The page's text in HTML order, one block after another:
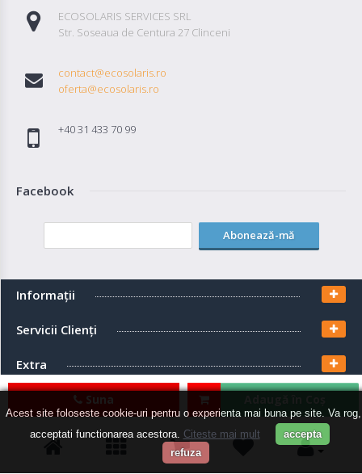
Acest site foloseste cookie-uri pentru o experienta mai buna pe site. Va rog,
acceptati functionarea acestora. Citeste mai mult
accepta
refuza
Suna
ECOSOLARIS SERVICES SRL
Str. Soseaua de Centura 27 Clinceni
contact@ecosolaris.ro
oferta@ecosolaris.ro
+40 31 433 70 99
Facebook
Abonează-mă
Informaţii
Servicii Clienţi
Extra
Contul meu